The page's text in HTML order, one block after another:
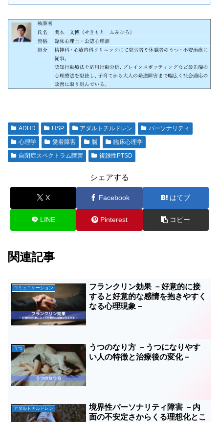
ADHD HSP アダルトチルドレン
パーソナリティ
心理学
愛着障害 脳
臨床心理学
自閉症スペクトラム障害
複雑性PTSD
シェアする
X Facebook はてブ
LINE Pinterest コピー
関連記事
コミュニケーション
フランクリン効果 －好意的に接
すると好意的な感情を抱きやすく
なる心理現象－
うつ
うつのなり方 －うつになりやす
い人の特徴と治療後の変化－
アダルトチルドレン
境界性パーソナリティ障害 －内
面の不安定さからくる理想化とこ